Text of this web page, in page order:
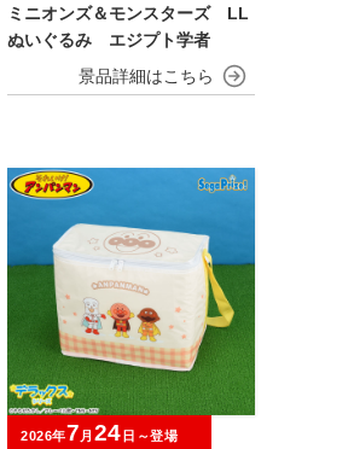
ミニオンズ＆モンスターズ LL
ぬいぐるみ エジプト学者
2026年7 月 24 日～登場